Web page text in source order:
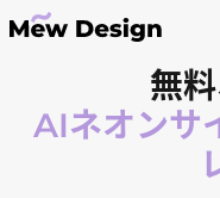
無
AIネオンサ